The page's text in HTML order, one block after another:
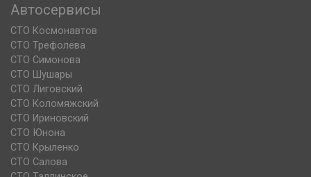
Автосервисы
СТО Космонавтов
СТО Трефолева
СТО Симонова
СТО Шушары
СТО Лиговский
СТО Коломяжский
СТО Ириновский
СТО Юнона
СТО Крыленко
СТО Салова